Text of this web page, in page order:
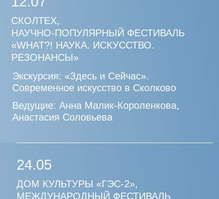
АННА МАЛИК-
современного искусства